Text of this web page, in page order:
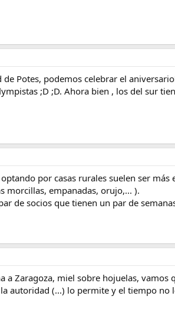
Potes, podemos celebrar el
;D ;D. Ahora bien , los del sur
por casas rurales suelen ser
morcillas, empanadas, orujo,... ).
de socios que tienen un par de
a Zaragoza, miel sobre hojuelas,
autoridad (...) lo permite y el tiempo no